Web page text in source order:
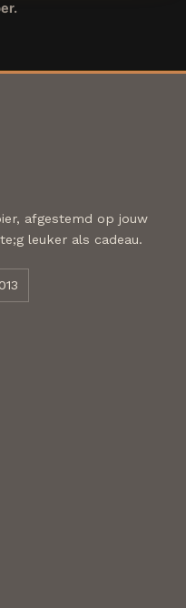
afgestemd op jouw
leuker als cadeau.